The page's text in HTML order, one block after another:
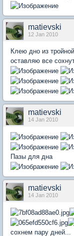
matievski
12 Jan 2010
Клею дно из
оставляю все
matievski
14 Jan 2010
Пазы для дна
matievski
14 Jan 2010
сохнем пару дней...